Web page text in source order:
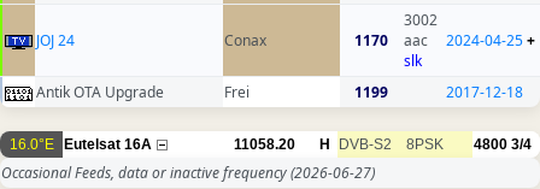
JOJ 24 Conax 1170
3002
aac
slk
2024-04-25+
Antik OTA Upgrade Frei 1199 2017-12-18
16.0°E Eutelsat 16A 11058.20 H DVB-S2 8PSK 4800 3/4
Occasional Feeds, data or inactive frequency(2026-06-27)